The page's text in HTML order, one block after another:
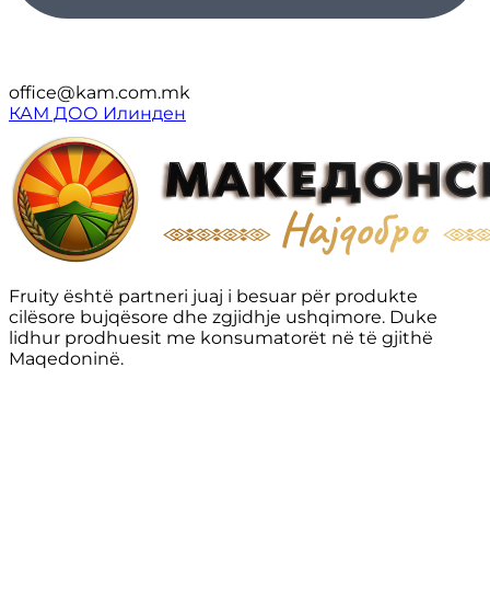
office@kam.com.mk
КАМ ДОО Илинден
Fruity është partneri juaj i besuar për produkte
cilësore bujqësore dhe zgjidhje ushqimore. Duke
lidhur prodhuesit me konsumatorët në të gjithë
Maqedoninë.